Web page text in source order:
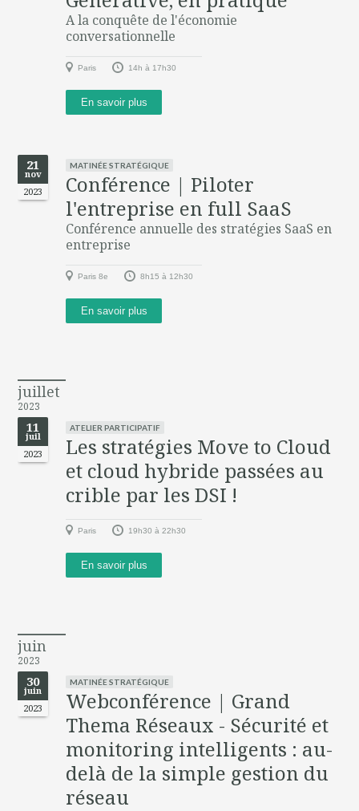
A la conquête de l'économie
conversationnelle
Paris 14h à 17h30
En savoir plus
21
nov
2023
MATINÉE STRATÉGIQUE
Conférence | Piloter
l'entreprise en full SaaS
Conférence annuelle des stratégies SaaS en
entreprise
Paris 8e 8h15 à 12h30
En savoir plus
juillet
2023
11
juil
2023
ATELIER PARTICIPATIF
Les stratégies Move to Cloud
et cloud hybride passées au
crible par les DSI !
Paris 19h30 à 22h30
En savoir plus
juin
2023
30
juin
2023
MATINÉE STRATÉGIQUE
Webconférence | Grand
Thema Réseaux - Sécurité et
monitoring intelligents : au-
delà de la simple gestion du
réseau